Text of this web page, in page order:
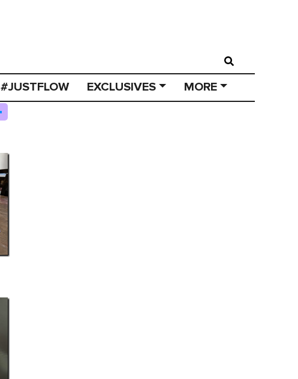
#JUSTFLOW EXCLUSIVES MORE